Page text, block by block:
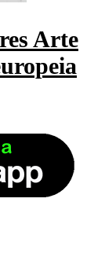
Arte